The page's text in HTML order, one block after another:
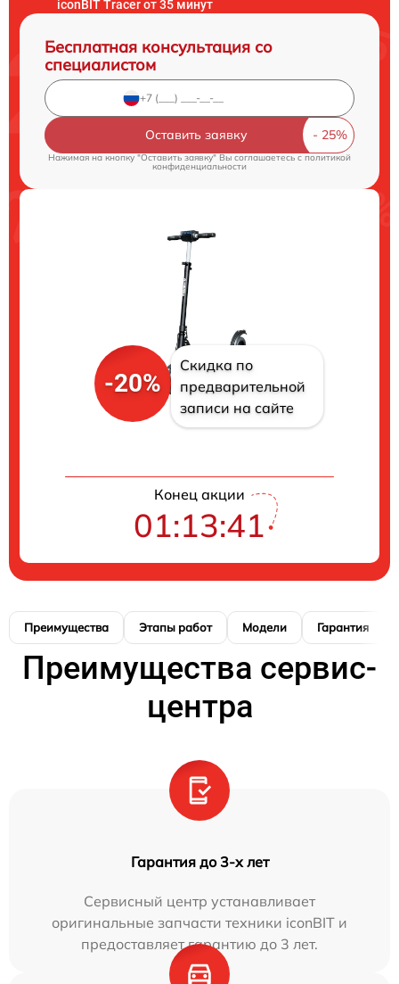
iconBIT Tracer от 35 минут
Бесплатная консультация со
специалистом
Оставить заявку
Нажимая на кнопку "Оставить заявку" Вы соглашаетесь cполитикой
конфиденциальности
-20%
Скидка по
предварительной
записи на сайте
Конец акции
01:13:40
Преимущества Этапы работ Модели Гарантия
Преимущества сервис-
центра
Гарантия до 3-х лет
Сервисный центр устанавливает
оригинальные запчасти техники iconBIT и
предоставляет гарантию до 3 лет.